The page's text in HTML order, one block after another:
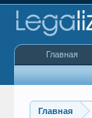
Главная
Главная